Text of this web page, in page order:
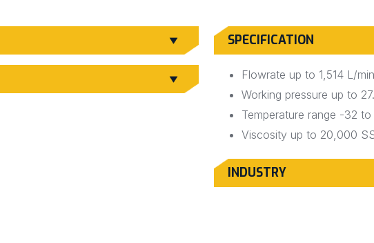
SPECIFICATION
Flowrate up to 1,514 L/min
Working pressure up to
Temperature range -32 to
Viscosity up to 20,000
INDUSTRY